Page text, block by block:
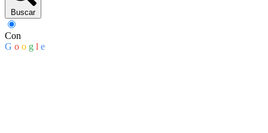
Buscar
Con
G o o g l e